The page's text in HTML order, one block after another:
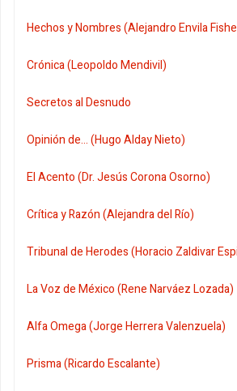
Hechos y Nombres (Alejandro Envila
Crónica (Leopoldo Mendivil)
Secretos al Desnudo
Opinión de... (Hugo Alday Nieto)
El Acento (Dr. Jesús Corona Osorno)
Crítica y Razón (Alejandra del Río)
Tribunal de Herodes (Horacio Zaldivar
La Voz de México (Rene Narváez Lozada)
Alfa Omega (Jorge Herrera Valenzuela)
Prisma (Ricardo Escalante)